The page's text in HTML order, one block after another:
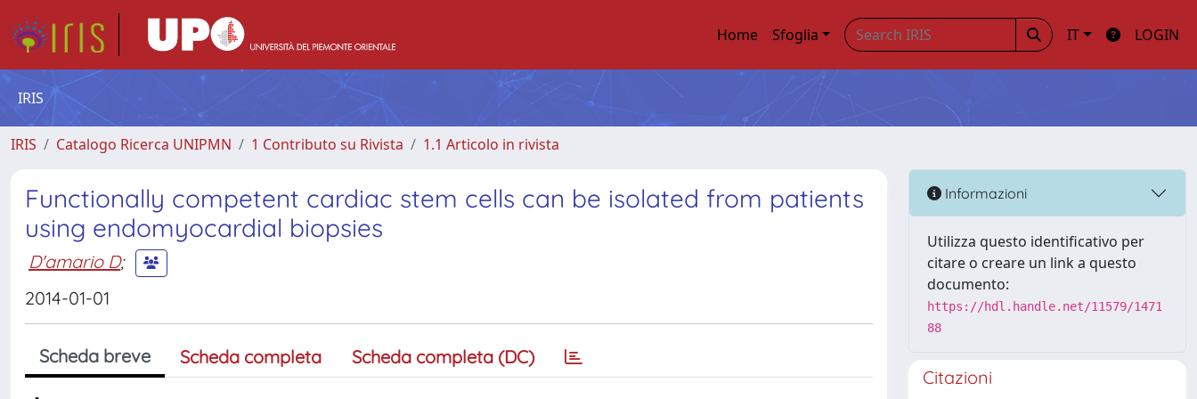
Home Sfoglia IT LOGIN
IRIS
IRIS Catalogo Ricerca UNIPMN 1 Contributo su Rivista 1.1 Articolo in rivista
Functionally competent cardiac stem cells can be isolated from patients
using endomyocardial biopsies
D'amario D;
2014-01-01
Scheda breve Scheda completa Scheda completa (DC)
Informazioni
Utilizza questo identificativo per
citare o creare un link a questo
documento:
https://hdl.handle.net/11579/1471
88
Citazioni